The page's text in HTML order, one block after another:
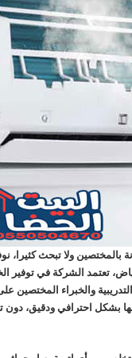
ولا تبحث كثيرا،
تعتمد الشركة في توفير
والخبراء المختصين
لها بشكل احترافي ودقيق،